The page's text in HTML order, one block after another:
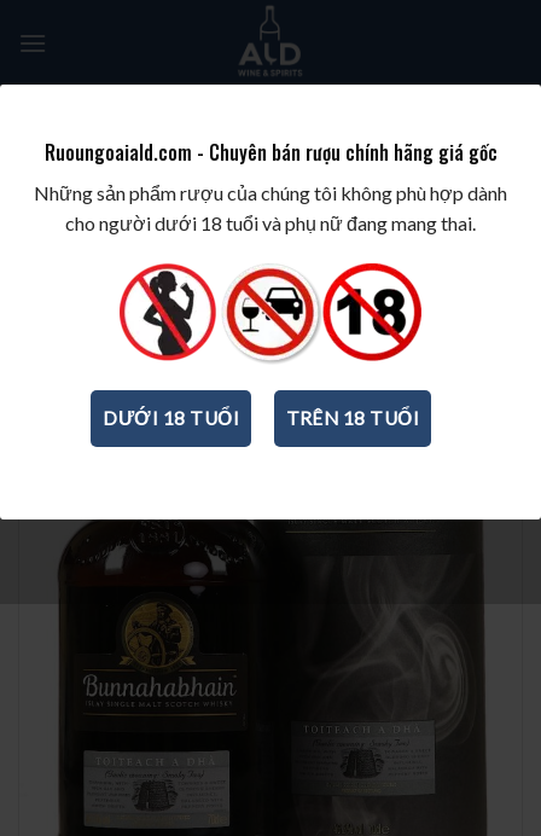
TRANG CHỦ BEST WINES & SPIRITS / BEST ISLAY WHISKY
Ruoungoaiald.com - Chuyên bán rượu chính hãng giá gốc
Những sản phẩm rượu của chúng tôi không phù hợp dành
cho người dưới 18 tuổi và phụ nữ đang mang thai.
DƯỚI 18 TUỔI TRÊN 18 TUỔI